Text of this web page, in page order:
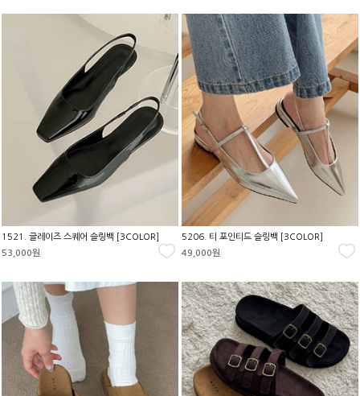
1521. 글레이즈 스퀘어 슬링백 [3COLOR]
53,000원
5206. 티 포인티드 슬링백 [3COLOR]
49,000원